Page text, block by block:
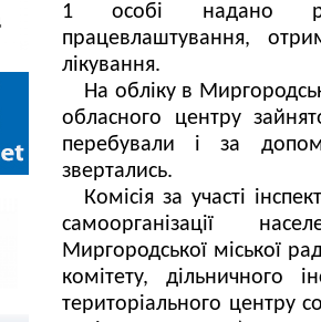
1 особі надано
працевлаштування,
лікування.
На обліку в
обласного центру
перебували і за
звертались.
Комісія за участі
самоорганізації
Миргородської міської
комітету, дільничного
територіального центру